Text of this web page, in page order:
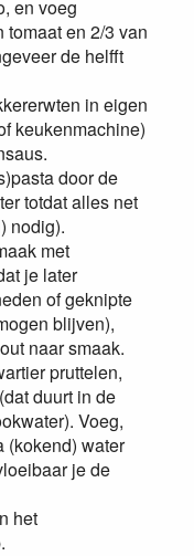
en voeg
en 2/3 van
de helfft
in eigen
keukenmachine)
door de
totdat alles net
nodig).
met
je later
of geknipte
blijven),
naar smaak.
pruttelen,
duurt in de
Voeg,
(kokend) water
je de
het